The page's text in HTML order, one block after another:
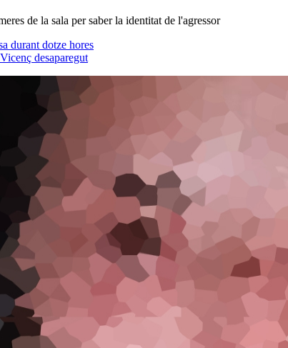
de la sala per saber la identitat de l'agressor
durant dotze hores
desaparegut